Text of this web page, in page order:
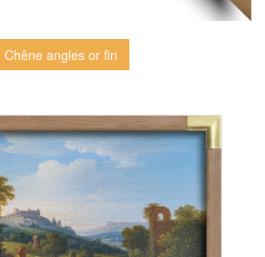
Chêne angles or fin